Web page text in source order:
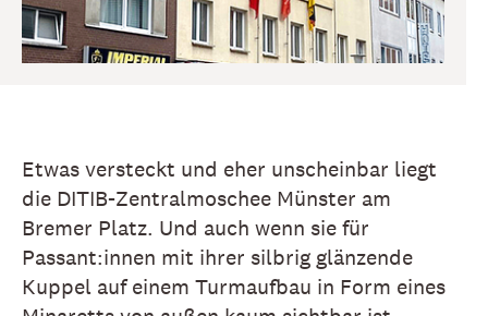
Etwas versteckt und eher unscheinbar liegt
die DITIB-Zentralmoschee Münster am
Bremer Platz. Und auch wenn sie für
Passant:innen mit ihrer silbrig glänzende
Kuppel auf einem Turmaufbau in Form eines